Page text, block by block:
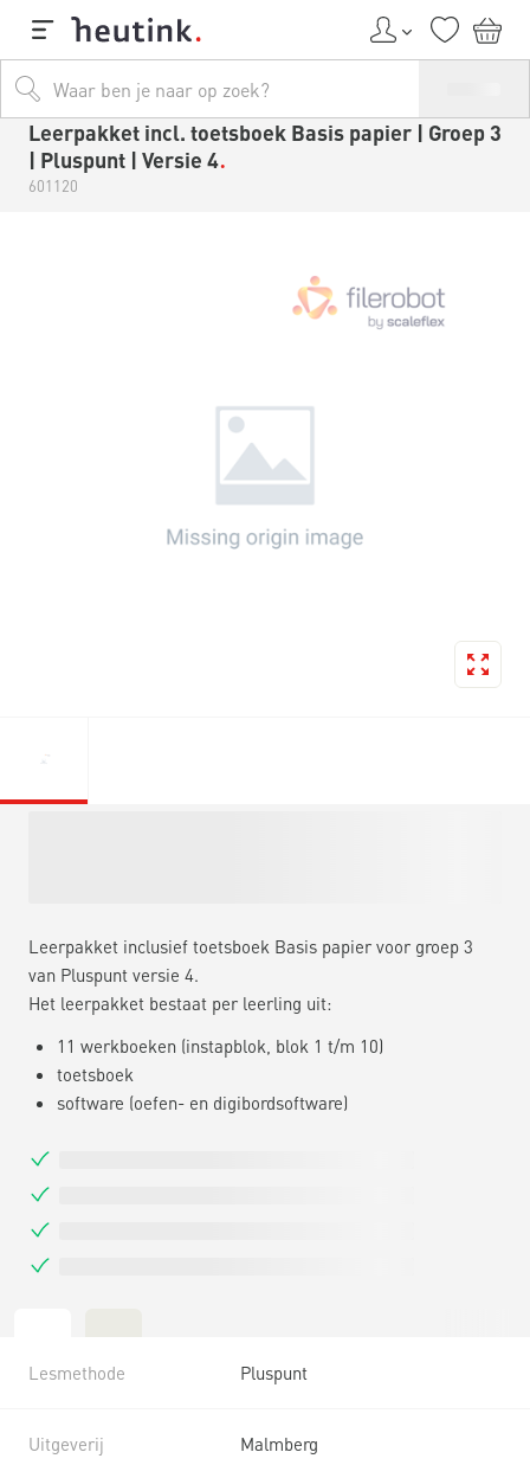
Leerpakket incl. toetsboek Basis papier | Groep 3
| Pluspunt | Versie 4
601120
Leerpakket inclusief toetsboek Basis papier voor groep 3
van Pluspunt versie 4.
Het leerpakket bestaat per leerling uit:
11 werkboeken (instapblok, blok 1 t/m 10)
toetsboek
software (oefen- en digibordsoftware)
Lesmethode Pluspunt
Uitgeverij Malmberg